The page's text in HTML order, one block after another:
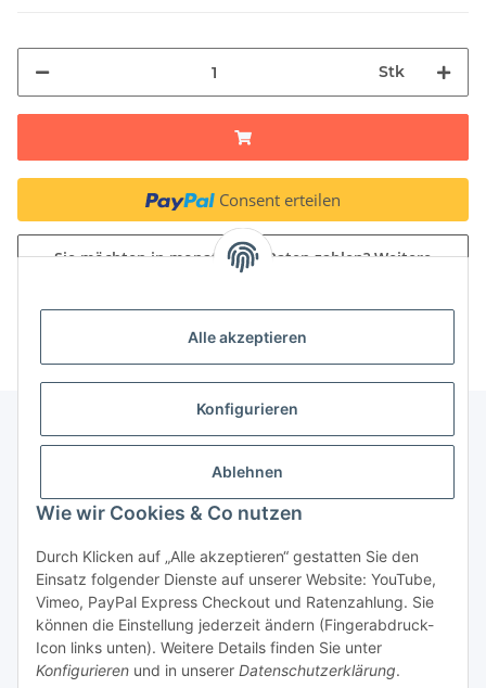
Alle akzeptieren
Konfigurieren
Ablehnen
Wie wir Cookies & Co nutzen
Durch Klicken auf „Alle akzeptieren“ gestatten Sie den
Einsatz folgender Dienste auf unserer Website: YouTube,
Vimeo, PayPal Express Checkout und Ratenzahlung. Sie
können die Einstellung jederzeit ändern (Fingerabdruck-
Icon links unten). Weitere Details finden Sie unter
Konfigurieren und in unserer Datenschutzerklärung.
Stk
Consent erteilen
Sie möchten in monatlichen Raten zahlen?Weitere
Informationen
Gesetzliche Informationen
Vertrag widerrufen